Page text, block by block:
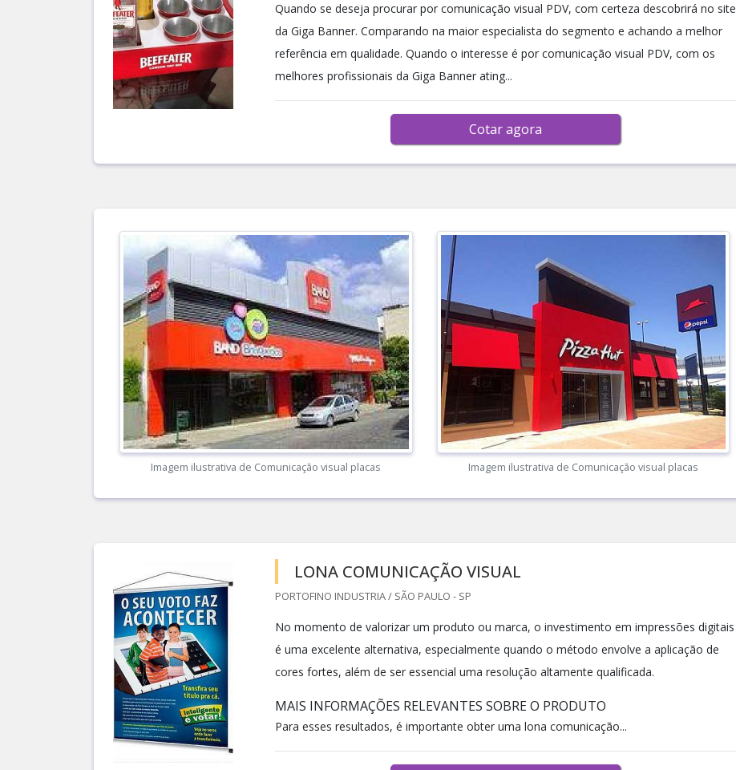
Quando se deseja procurar por comunicação visual PDV, com certeza descobrirá no site
da Giga Banner. Comparando na maior especialista do segmento e achando a melhor
referência em qualidade. Quando o interesse é por comunicação visual PDV, com os
melhores profissionais da Giga Banner ating...
Cotar agora
Imagem ilustrativa de Comunicação visual placas Imagem ilustrativa de Comunicação visual placas
LONA COMUNICAÇÃO VISUAL
PORTOFINO INDUSTRIA / SÃO PAULO - SP
No momento de valorizar um produto ou marca, o investimento em impressões digitais
é uma excelente alternativa, especialmente quando o método envolve a aplicação de
cores fortes, além de ser essencial uma resolução altamente qualificada.
MAIS INFORMAÇÕES RELEVANTES SOBRE O PRODUTO
Para esses resultados, é importante obter uma lona comunicação...